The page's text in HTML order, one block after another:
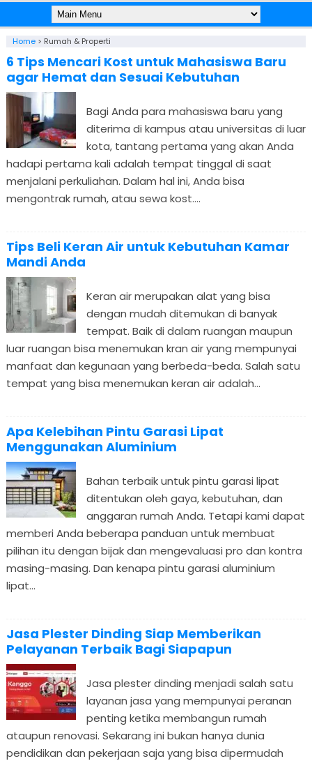
Home> Rumah & Properti
6 Tips Mencari Kost untuk Mahasiswa Baru
agar Hemat dan Sesuai Kebutuhan
Bagi Anda para mahasiswa baru yang
diterima di kampus atau universitas di luar
kota, tantang pertama yang akan Anda
hadapi pertama kali adalah tempat tinggal di saat
menjalani perkuliahan. Dalam hal ini, Anda bisa
mengontrak rumah, atau sewa kost....
Tips Beli Keran Air untuk Kebutuhan Kamar
Mandi Anda
Keran air merupakan alat yang bisa
dengan mudah ditemukan di banyak
tempat. Baik di dalam ruangan maupun
luar ruangan bisa menemukan kran air yang mempunyai
manfaat dan kegunaan yang berbeda-beda. Salah satu
tempat yang bisa menemukan keran air adalah...
Apa Kelebihan Pintu Garasi Lipat
Menggunakan Aluminium
Bahan terbaik untuk pintu garasi lipat
ditentukan oleh gaya, kebutuhan, dan
anggaran rumah Anda. Tetapi kami dapat
memberi Anda beberapa panduan untuk membuat
pilihan itu dengan bijak dan mengevaluasi pro dan kontra
masing-masing. Dan kenapa pintu garasi aluminium
lipat...
Jasa Plester Dinding Siap Memberikan
Pelayanan Terbaik Bagi Siapapun
Jasa plester dinding menjadi salah satu
layanan jasa yang mempunyai peranan
penting ketika membangun rumah
ataupun renovasi. Sekarang ini bukan hanya dunia
pendidikan dan pekerjaan saja yang bisa dipermudah